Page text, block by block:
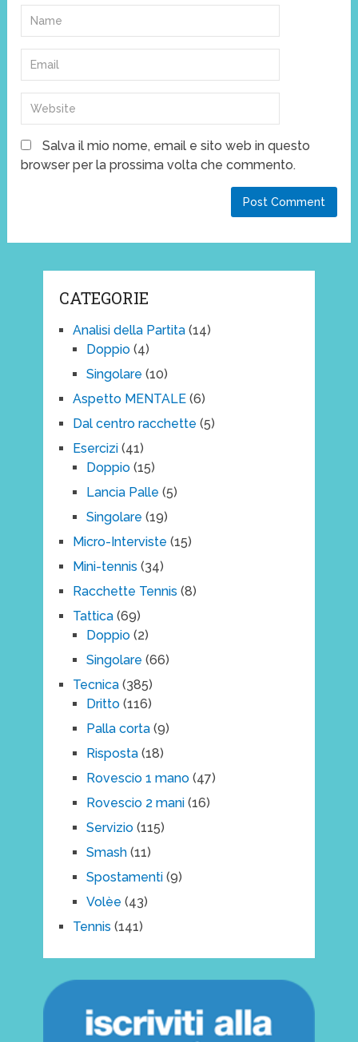
Salva il mio nome, email e sito web in questo
browser per la prossima volta che commento.
CATEGORIE
Analisi della Partita(14)
Doppio(4)
Singolare (10)
Aspetto MENTALE(6)
Dal centro racchette (5)
Esercizi(41)
Doppio(15)
Lancia Palle (5)
Singolare (19)
Micro-Interviste (15)
Mini-tennis (34)
Racchette Tennis (8)
Tattica(69)
Doppio(2)
Singolare (66)
Tecnica(385)
Dritto(116)
Palla corta(9)
Risposta(18)
Rovescio 1 mano(47)
Rovescio 2 mani(16)
Servizio(115)
Smash(11)
Spostamenti(9)
Volèe (43)
Tennis (141)